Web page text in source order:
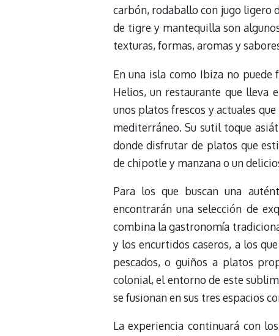
carbón, rodaballo con jugo ligero
de tigre y mantequilla son
texturas, formas, aromas y
En una isla como Ibiza no
Helios, un restaurante que lleva
unos platos frescos y actuales
mediterráneo. Su sutil toque
donde disfrutar de platos que
de chipotle y manzana o un
Para los que buscan una
encontrarán una selección de
combina la gastronomía
y los encurtidos caseros, a los
pescados, o guiños a platos
colonial, el entorno de este
se fusionan en sus tres espacios
La experiencia continuará con